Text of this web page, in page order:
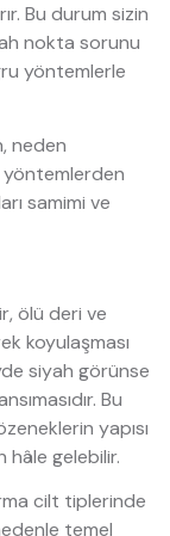
Bu durum sizin
nokta sorunu
yöntemlerle
neden
samimi ve
ölü deri ve
koyulaşması
siyah görünse
Bu
yapısı
hâle gelebilir.
cilt tiplerinde
temel